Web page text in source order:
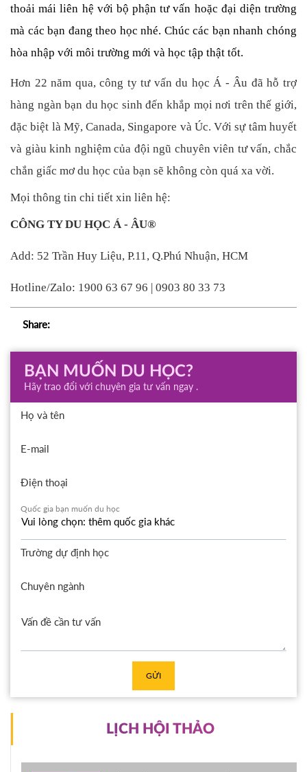
thoải mái liên hệ với bộ phận tư vấn hoặc đại diện trường
mà các bạn đang theo học nhé. Chúc các bạn nhanh chóng
hòa nhập với môi trường mới và học tập thật tốt.
Hơn 22 năm qua, công ty tư vấn du học Á - Âu đã hỗ trợ
hàng ngàn bạn du học sinh đến khắp mọi nơi trên thế giới,
đặc biệt là Mỹ, Canada, Singapore và Úc. Với sự tâm huyết
và giàu kinh nghiệm của đội ngũ chuyên viên tư vấn, chắc
chắn giấc mơ du học của bạn sẽ không còn quá xa vời.
Mọi thông tin chi tiết xin liên hệ:
CÔNG TY DU HỌC Á - ÂU®
Add: 52 Trần Huy Liệu, P.11, Q.Phú Nhuận, HCM
Hotline/Zalo: 1900 63 67 96 | 0903 80 33 73
Share:
BẠN MUỐN DU HỌC?
Hãy trao đổi với chuyên gia tư vấn ngay .
Họ và tên
E-mail
Điện thoại
Quốc gia bạn muốn du học
Trường dự định học
Chuyên ngành
GỬI
LỊCH HỘI THẢO